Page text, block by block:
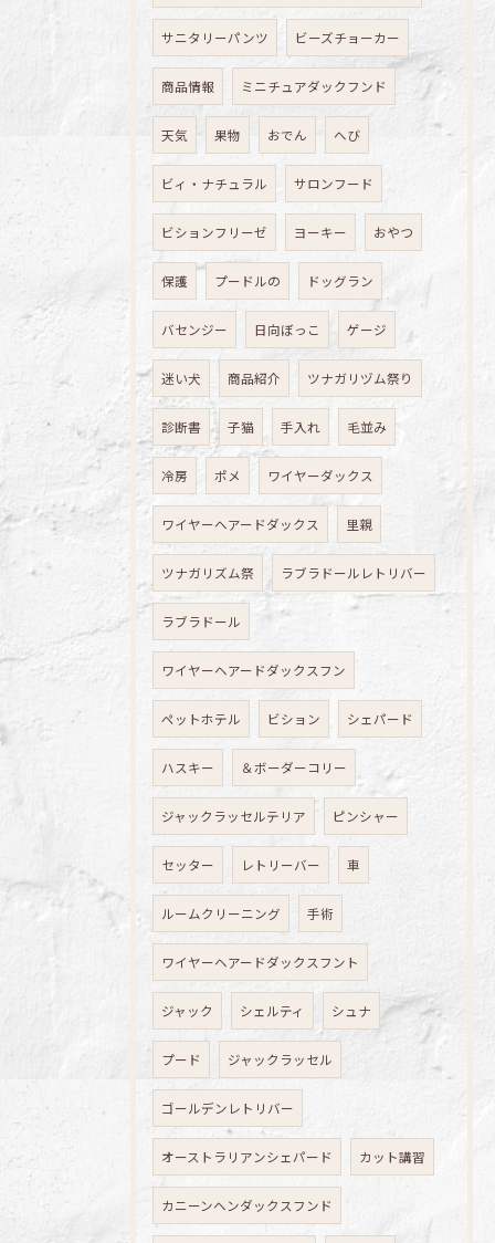
サニタリーパンツ ビーズチョーカー
商品情報 ミニチュアダックフンド
天気 果物 おでん へび
ビィ・ナチュラル サロンフード
ビションフリーゼ ヨーキー おやつ
保護 プードルの ドッグラン
バセンジー 日向ぼっこ ゲージ
迷い犬 商品紹介 ツナガリヅム祭り
診断書 子猫 手入れ 毛並み
冷房 ポメ ワイヤーダックス
ワイヤーヘアードダックス 里親
ツナガリズム祭 ラブラドールレトリバー
ラブラドール
ワイヤーヘアードダックスフン
ペットホテル ビション シェパード
ハスキー ＆ボーダーコリー
ジャックラッセルテリア ピンシャー
セッター レトリーバー 車
ルームクリーニング 手術
ワイヤーヘアードダックスフント
ジャック シェルティ シュナ
プード ジャックラッセル
ゴールデンレトリバー
オーストラリアンシェパード カット講習
カニーンヘンダックスフンド